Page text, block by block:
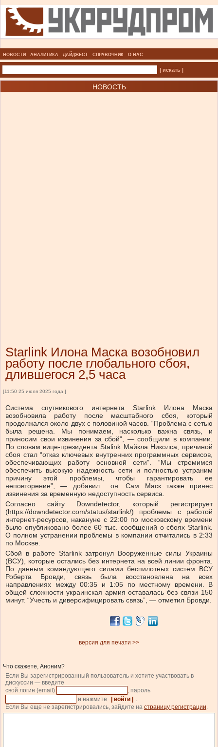
НОВОСТИ АНАЛИТИКА ДАЙДЖЕСТ СПРАВОЧНИК О НАС
| искать |
НОВОСТЬ
Starlink Илона Маска возобновил
работу после глобального сбоя,
длившегося 2,5 часа
[11:50 25 июля 2025 года ]
Система спутникового интернета Starlink Илона Маска
возобновила работу после масштабного сбоя, который
продолжался около двух с половиной часов. “Проблема с сетью
была решена. Мы понимаем, насколько важна связь, и
приносим свои извинения за сбой”, — сообщили в компании.
По словам вице-президента Stalink Майкла Николса, причиной
сбоя стал “отказ ключевых внутренних программных сервисов,
обеспечивающих работу основной сети”. “Мы стремимся
обеспечить высокую надежность сети и полностью устраним
причину этой проблемы, чтобы гарантировать ее
неповторение”, — добавил он. Сам Маск также принес
извинения за временную недоступность сервиса.
Согласно сайту Downdetector, который регистрирует
(https://downdetector.com/status/starlink/) проблемы с работой
интернет-ресурсов, накануне с 22:00 по московскому времени
было опубликовано более 60 тыс. сообщений о сбоях Starlink.
О полном устранении проблемы в компании отчитались в 2:33
по Москве.
Сбой в работе Starlink затронул Вооруженные силы Украины
(ВСУ), которые остались без интернета на всей линии фронта.
По данным командующего силами беспилотных систем ВСУ
Роберта Бровди, связь была восстановлена на всех
направлениях между 00:35 и 1:05 по местному времени. В
общей сложности украинская армия оставалась без связи 150
минут. “Учесть и диверсифицировать связь”, — отметил Бровди.
версия для печати >>
Что скажете, Аноним?
Если Вы зарегистрированный пользователь и хотите участвовать в
дискуссии — введите
свой логин (email)
, пароль
и нажмите
| войти |
.
Если Вы еще не зарегистрировались, зайдите на страницу регистрации.